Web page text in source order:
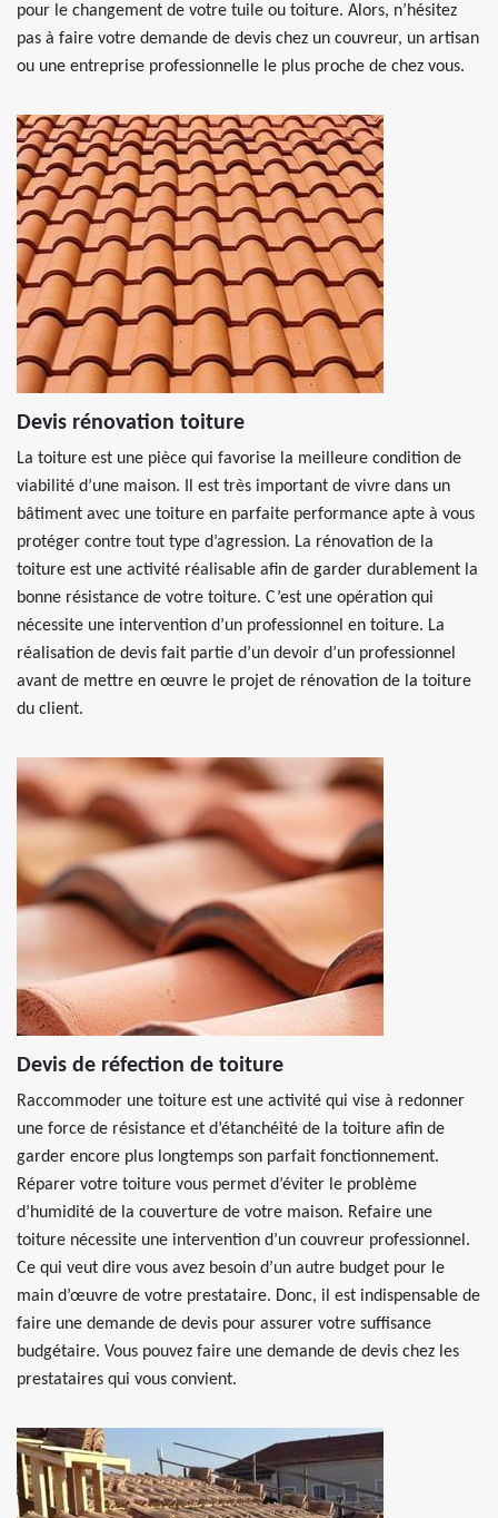
pour le changement de votre tuile ou toiture. Alors, n’hésitez
pas à faire votre demande de devis chez un couvreur, un artisan
ou une entreprise professionnelle le plus proche de chez vous.
Devis rénovation toiture
La toiture est une pièce qui favorise la meilleure condition de
viabilité d’une maison. Il est très important de vivre dans un
bâtiment avec une toiture en parfaite performance apte à vous
protéger contre tout type d’agression. La rénovation de la
toiture est une activité réalisable afin de garder durablement la
bonne résistance de votre toiture. C’est une opération qui
nécessite une intervention d’un professionnel en toiture. La
réalisation de devis fait partie d’un devoir d’un professionnel
avant de mettre en œuvre le projet de rénovation de la toiture
du client.
Devis de réfection de toiture
Raccommoder une toiture est une activité qui vise à redonner
une force de résistance et d’étanchéité de la toiture afin de
garder encore plus longtemps son parfait fonctionnement.
Réparer votre toiture vous permet d’éviter le problème
d’humidité de la couverture de votre maison. Refaire une
toiture nécessite une intervention d’un couvreur professionnel.
Ce qui veut dire vous avez besoin d’un autre budget pour le
main d’œuvre de votre prestataire. Donc, il est indispensable de
faire une demande de devis pour assurer votre suffisance
budgétaire. Vous pouvez faire une demande de devis chez les
prestataires qui vous convient.